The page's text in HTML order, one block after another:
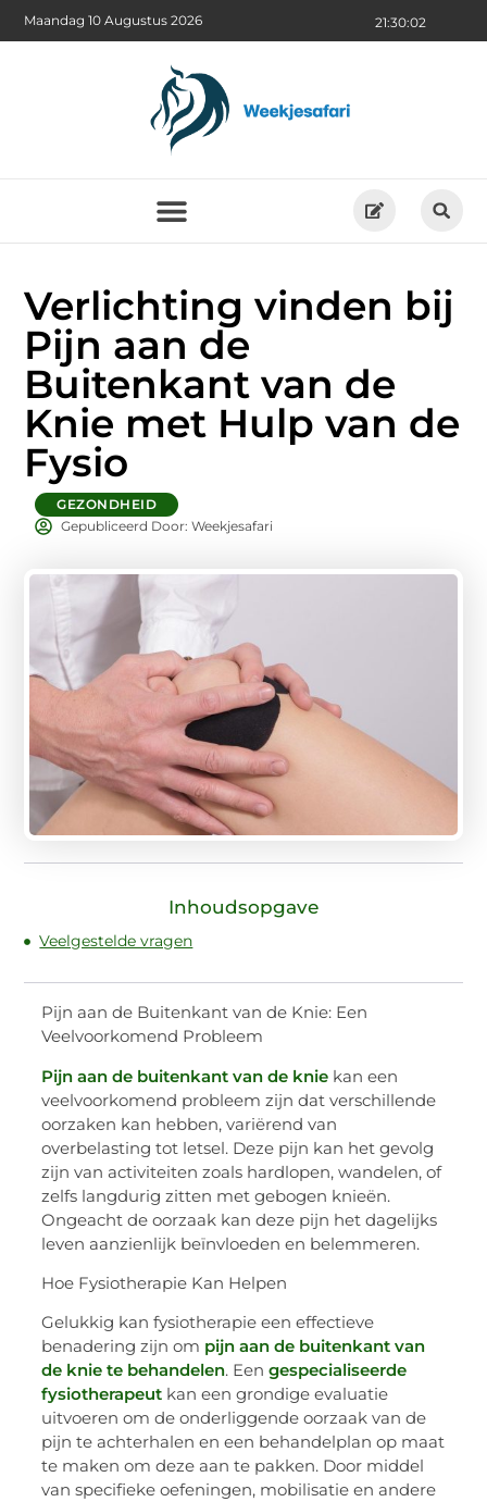
21:30:04
Maandag 10 Augustus 2026
Verlichting vinden bij
Pijn aan de
Buitenkant van de
Knie met Hulp van de
Fysio
GEZONDHEID
Gepubliceerd Door: Weekjesafari
Inhoudsopgave
Veelgestelde vragen
Pijn aan de Buitenkant van de Knie: Een
Veelvoorkomend Probleem
Pijn aan de buitenkant van de knie kan een
veelvoorkomend probleem zijn dat verschillende
oorzaken kan hebben, variërend van
overbelasting tot letsel. Deze pijn kan het gevolg
zijn van activiteiten zoals hardlopen, wandelen, of
zelfs langdurig zitten met gebogen knieën.
Ongeacht de oorzaak kan deze pijn het dagelijks
leven aanzienlijk beïnvloeden en belemmeren.
Hoe Fysiotherapie Kan Helpen
Gelukkig kan fysiotherapie een effectieve
benadering zijn om pijn aan de buitenkant van
de knie te behandelen. Eengespecialiseerde
fysiotherapeut kan een grondige evaluatie
uitvoeren om de onderliggende oorzaak van de
pijn te achterhalen en een behandelplan op maat
te maken om deze aan te pakken. Door middel
van specifieke oefeningen, mobilisatie en andere